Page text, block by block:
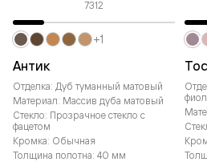
7312
Антик
Отделка: Дуб туманный матовый
Материал: Массив дуба матовый
Стекло: Прозрачное стекло с
фацетом
Кромка: Обычная
Толщина полотна: 40 мм
+1